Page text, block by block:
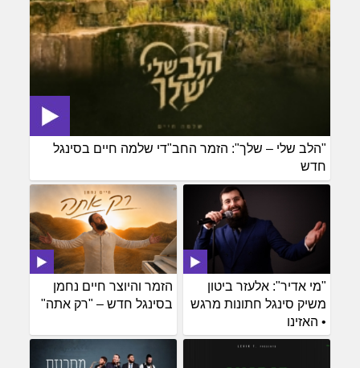
"הלב שלי – שלך": הזמר החב"די שלמה חיים בסינגל
חדש
הזמר והיוצר חיים נחמן
בסינגל חדש – "רק אתה"
"מי אדיר": אלעזר ביטון
משיק סינגל חתונות מרגש
• האזינו